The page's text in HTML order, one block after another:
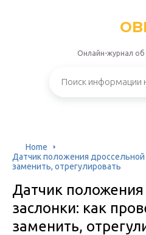
Онлайн-журнал
Home
Датчик положения дроссельной
заменить, отрегулировать
Датчик
заслонки: как
заменить,